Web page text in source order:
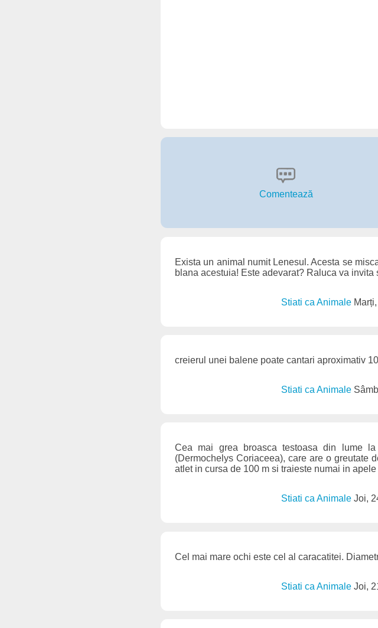
Comentează
Exista un animal numit Lenesul. Acesta se
blana acestuia! Este adevarat? Raluca va invita
Stiati ca Animale
creierul unei balene poate cantari aproximativ
Stiati ca Animale
Cea mai grea broasca testoasa din lume
(Dermochelys Coriaceea), care are o greutate
atlet in cursa de 100 m si traieste numai in apele
Stiati ca AnimaleJoi,
Cel mai mare ochi este cel al caracatitei.
Stiati ca AnimaleJoi,